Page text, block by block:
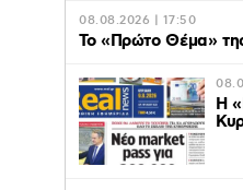
08.08.2026 | 17:50
Το «Πρώτο Θέμα»
Η